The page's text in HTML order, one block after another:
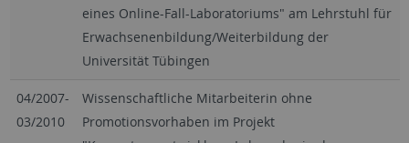
eines Online-Fall-Laboratoriums" am Lehrstuhl für
Erwachsenenbildung/Weiterbildung der
Universität Tübingen
04/2007-
03/2010
Wissenschaftliche Mitarbeiterin ohne
Promotionsvorhaben im Projekt